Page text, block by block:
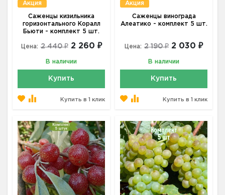
Акция
Саженцы кизильника
горизонтального Коралл
Бьюти - комплект 5 шт.
Цена: 2 440 ₽ 2 260 ₽
В наличии
Купить
Купить в 1 клик
Акция
Саженцы винограда
Алеатико - комплект 5 шт.
Цена: 2 190 ₽ 2 030 ₽
В наличии
Купить
Купить в 1 клик